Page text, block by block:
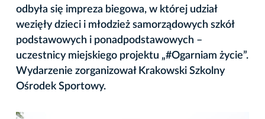
odbyła się impreza biegowa, w której udział
wezięły dzieci i młodzież samorządowych szkół
podstawowych i ponadpodstawowych –
uczestnicy miejskiego projektu „#Ogarniam życie”.
Wydarzenie zorganizował Krakowski Szkolny
Ośrodek Sportowy.